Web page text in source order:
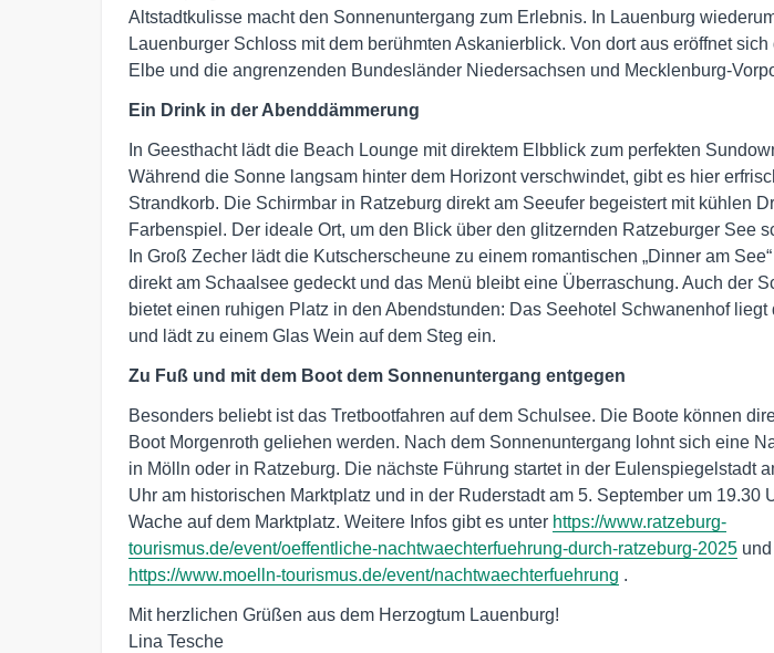
Altstadtkulisse macht den Sonnenuntergang zum Erlebnis. In Lauenburg
Lauenburger Schloss mit dem berühmten Askanierblick. Von dort aus eröffnet
Elbe und die angrenzenden Bundesländer Niedersachsen und Mecklenburg-
Ein Drink in der Abenddämmerung
In Geesthacht lädt die Beach Lounge mit direktem Elbblick zum perfekten
Während die Sonne langsam hinter dem Horizont verschwindet, gibt es hier
Strandkorb. Die Schirmbar in Ratzeburg direkt am Seeufer begeistert mit kühlen
Farbenspiel. Der ideale Ort, um den Blick über den glitzernden Ratzeburger See
In Groß Zecher lädt die Kutscherscheune zu einem romantischen „Dinner am
direkt am Schaalsee gedeckt und das Menü bleibt eine Überraschung. Auch der
bietet einen ruhigen Platz in den Abendstunden: Das Seehotel Schwanenhof liegt
und lädt zu einem Glas Wein auf dem Steg ein.
Zu Fuß und mit dem Boot dem Sonnenuntergang entgegen
Besonders beliebt ist das Tretbootfahren auf dem Schulsee. Die Boote können
Boot Morgenroth geliehen werden. Nach dem Sonnenuntergang lohnt sich eine
in Mölln oder in Ratzeburg. Die nächste Führung startet in der Eulenspiegelstadt
Uhr am historischen Marktplatz und in der Ruderstadt am 5. September um 19.30
Wache auf dem Marktplatz. Weitere Infos gibt es unter https://www.ratzeburg-
tourismus.de/event/oeffentliche-nachtwaechterfuehrung-durch-ratzeburg-2025 und
https://www.moelln-tourismus.de/event/nachtwaechterfuehrung .
Mit herzlichen Grüßen aus dem Herzogtum Lauenburg!
Lina Tesche